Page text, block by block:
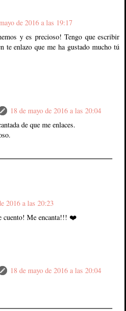
de 2016 a las 19:17
y es precioso! Tengo que escribir
te enlazo que me ha gustado mucho tú
18 de mayo de 2016 a las 20:04
de que me enlaces.
2016 a las 20:23
cuento! Me encanta!!! ❤️
18 de mayo de 2016 a las 20:04